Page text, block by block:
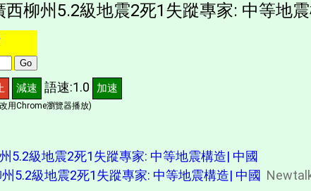
柳州5.2級地震2死1失蹤專家: 中等地
減速 語速:1.0 加速
用Chrome瀏覽器播放)
5.2級地震2死1失蹤專家: 中等地震構造| 中國
5.2級地震2死1失蹤專家: 中等地震構造| 中國